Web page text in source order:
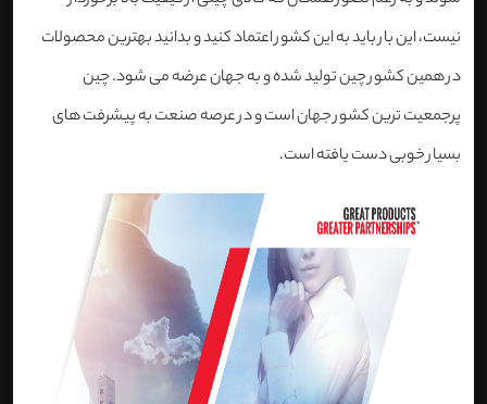
نیست، این بار باید به این کشور اعتماد کنید و بدانید بهترین محصولات
در همین کشور چین تولید شده و به جهان عرضه می شود. چین
پرجمعیت ترین کشور جهان است و در عرصه صنعت به پیشرفت های
بسیار خوبی دست یافته است.